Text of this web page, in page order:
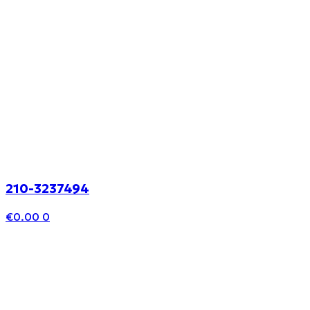
210-3237494
€0.00 0